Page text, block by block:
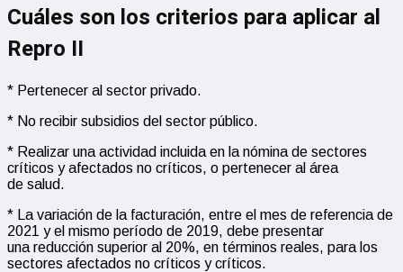
Cuáles son los criterios para aplicar al
Repro II
* Pertenecer al sector privado.
* No recibir subsidios del sector público.
* Realizar una actividad incluida en la nómina de sectores
críticos y afectados no críticos, o pertenecer al área
de salud.
* La variación de la facturación, entre el mes de referencia de
2021 y el mismo período de 2019, debe presentar
una reducción superior al 20%, en términos reales, para los
sectores afectados no críticos y críticos.